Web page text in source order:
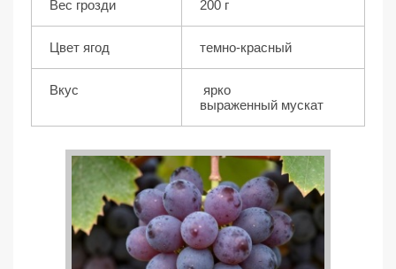
Вес грозди 200 г
Цвет ягод темно-красный
Вкус
ярко
выраженный мускат